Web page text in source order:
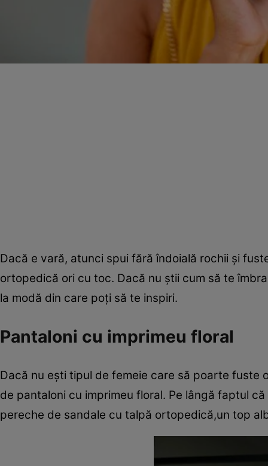
Dacă e vară, atunci spui fără îndoială rochii şi
ortopedică ori cu toc. Dacă nu ştii cum să te
la modă din care poţi să te inspiri.
Pantaloni cu imprimeu floral
Dacă nu eşti tipul de femeie care să poarte fuste
de pantaloni cu imprimeu floral. Pe lângă faptul
pereche de sandale cu talpă ortopedică,un top